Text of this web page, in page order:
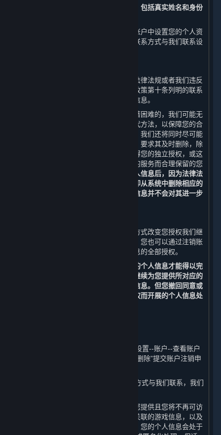
请注意，您注册时提交的实名认证信息，包括真实姓名和身份
此外，您还可以通过平台客户端在您的账户中设置您的个人资
料公开事宜或通过本政策第十条列明的联系方式与我们联系设
如果我们处理您的个人信息的行为违反法律法规或者我们违反
了您和我们之间的约定，您可以通过本政策第十条列明的联系
方式与我们联系，向我们申请删除个人信息。
如您的请求需要付出高额成本或存在显著困难的，我们可能无
法响应您的请求，但我们会向您提供替代方法，以保障您的合
法权益。若我们决定响应您的删除请求，我们还将同时尽可能
通知从我们获得您的个人信息的第三方，要求其及时删除，除
非法律法规另有规定，或这些第三方获得您的独立授权，或这
些第三方为保证您仍可正常使用其提供的服务而合理保留的您
当您或我们协助您删除个人信息后，因为法律法
规和安全技术的要求，我们可能不会立即从系统中删除相应的
备份信息，我们将安全地存储您的个人信息并不会对其进一步
您可以通过删除信息、关闭设备功能等方式改变您授权我们继
续收集个人信息的范围或撤回您的授权。您也可以通过注销账
户的方式，撤回我们继续收集您个人信息的全部授权。
请您理解，每个业务功能需要一些基本的个人信息才能得以完
成，当您撤回同意或授权后，我们无法继续为您提供所对应的
内容和服务，也不再处理您相应的个人信息。但您撤回同意或
授权的决定，不会影响此前基于您的授权而开展的个人信息处
1. 您可以通过平台客户端的“蒸汽平台--设置--账户--查看账户
明细--删除我的蒸汽平台账户--前往账户删除”提交账户注销申
2. 您可以通过本政策第十条列明的联系方式与我们联系，我们
在您主动注销账户之后，我们将停止为您提供且您将不再可访
问内容和服务、您的账户、与您的账户关联的游戏信息，以及
您的账户原先可访问的其他服务。此外，您的个人信息会处于